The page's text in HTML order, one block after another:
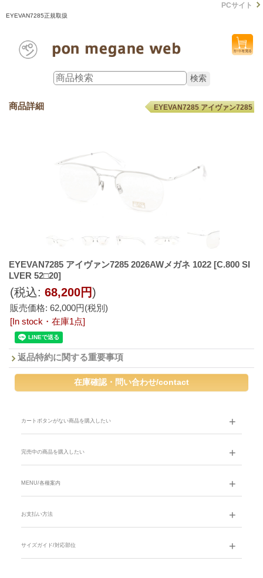
EYEVAN7285正規取扱
PCサイト
商品詳細 EYEVAN7285 アイヴァン7285
EYEVAN7285 アイヴァン7285 2026AWメガネ 1022 [C.800 SI
LVER 52□20]
販売価格: 62,000円(税別)
(税込: 68,200円)
[In stock・在庫1点]
返品特約に関する重要事項
カートボタンがない商品を購入したい
完売中の商品を購入したい
MENU/各種案内
お支払い方法
サイズガイド/対応部位